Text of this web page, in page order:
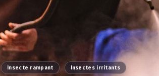
Insecte rampant Insectes irritants